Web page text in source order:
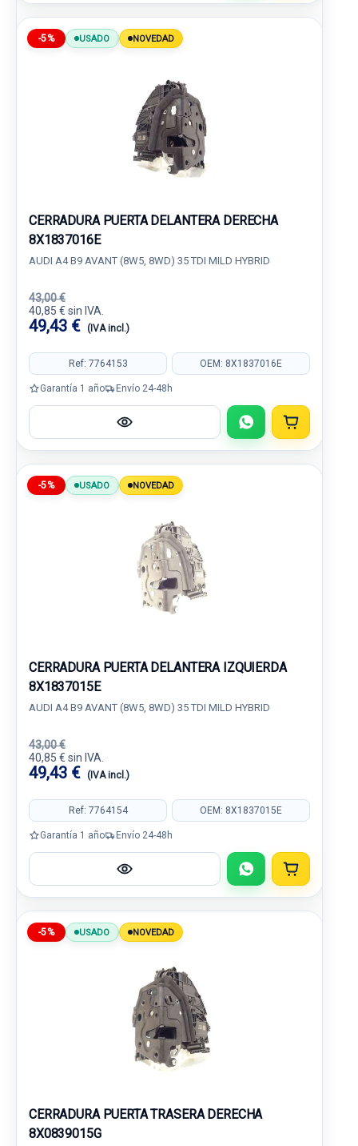
-5% USADO NOVEDAD
CERRADURA PUERTA DELANTERA DERECHA
8X1837016E
AUDI A4 B9 AVANT (8W5, 8WD) 35 TDI MILD HYBRID
43,00 €
40,85 € sin IVA.
49,43 € (IVA incl.)
Ref: 7764153 OEM: 8X1837016E
Garantía 1 año Envío 24-48h
-5% USADO NOVEDAD
CERRADURA PUERTA DELANTERA IZQUIERDA
8X1837015E
AUDI A4 B9 AVANT (8W5, 8WD) 35 TDI MILD HYBRID
43,00 €
40,85 € sin IVA.
49,43 € (IVA incl.)
Ref: 7764154 OEM: 8X1837015E
Garantía 1 año Envío 24-48h
-5% USADO NOVEDAD
CERRADURA PUERTA TRASERA DERECHA
8X0839015G